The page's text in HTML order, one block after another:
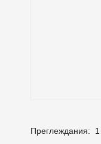
Преглеждания: